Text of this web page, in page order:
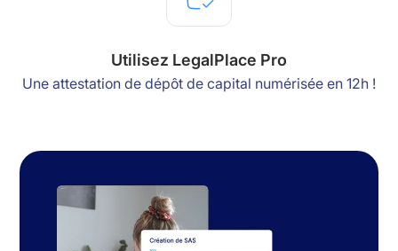
Utilisez LegalPlace Pro
Une attestation de dépôt de capital numérisée en 12h !